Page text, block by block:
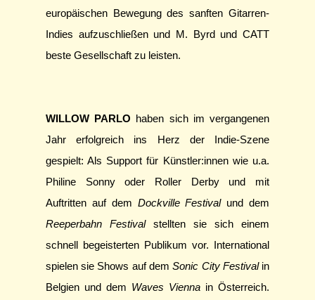
europäischen Bewegung des sanften Gitarren-
Indies aufzuschließen und M. Byrd und CATT
beste Gesellschaft zu leisten.
WILLOW PARLO haben sich im vergangenen
Jahr erfolgreich ins Herz der Indie-Szene
gespielt: Als Support für Künstler:innen wie u.a.
Philine Sonny oder Roller Derby und mit
Auftritten auf dem Dockville Festival und dem
Reeperbahn Festivalstellten sie sich einem
schnell begeisterten Publikum vor. International
spielen sie Shows auf demSonic City Festival in
Belgien und dem Waves Vienna in Österreich.